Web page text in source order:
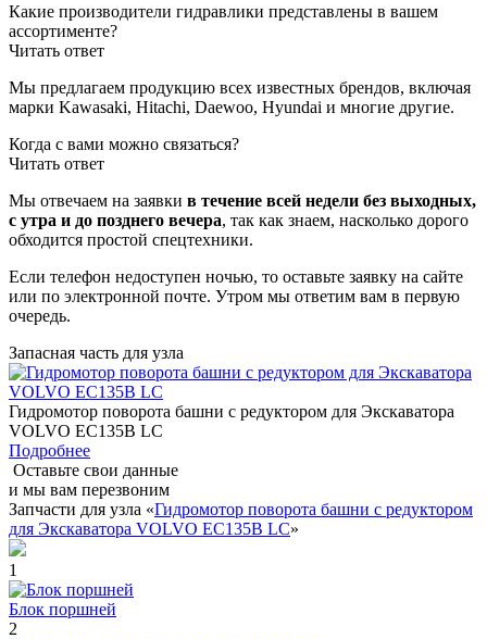
Какие производители гидравлики представлены в вашем
ассортименте?
Читать ответ
Мы предлагаем продукцию всех известных брендов, включая
марки Kawasaki, Hitachi, Daewoo, Hyundai и многие другие.
Когда с вами можно связаться?
Читать ответ
Мы отвечаем на заявки в течение всей недели без выходных,
с утра и до позднего вечера, так как знаем, насколько дорого
обходится простой спецтехники.
Если телефон недоступен ночью, то оставьте заявку на сайте
или по электронной почте. Утром мы ответим вам в первую
очередь.
Запасная часть для узла
Гидромотор поворота башни с редуктором для Экскаватора
VOLVO EC135B LC
Подробнее
Оставьте свои данные
и мы вам перезвоним
Запчасти для узла «Гидромотор поворота башни с редуктором
для Экскаватора VOLVO EC135B LC»
1
Блок поршней
2